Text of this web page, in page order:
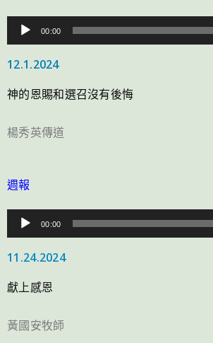
訊
播
放
00:00
12.1.2024
神的恩賜和選召沒有後悔
楊秀英傳道
週報
訊
播
放
00:00
11.24.2024
獻上感恩
黃國安牧師